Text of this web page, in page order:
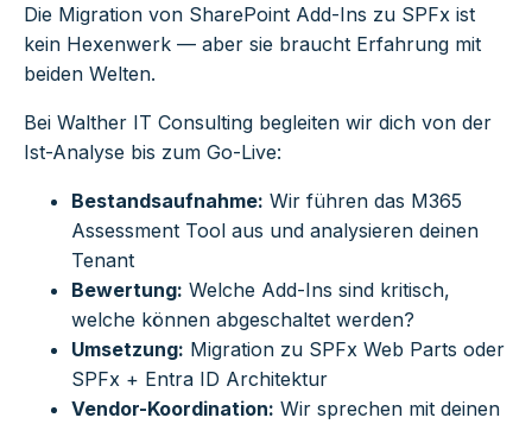
Die Migration von SharePoint Add-Ins zu SPFx ist
kein Hexenwerk — aber sie braucht Erfahrung mit
beiden Welten.
Bei Walther IT Consulting begleiten wir dich von der
Ist-Analyse bis zum Go-Live:
Bestandsaufnahme: Wir führen das M365
Assessment Tool aus und analysieren deinen
Tenant
Bewertung: Welche Add-Ins sind kritisch,
welche können abgeschaltet werden?
Umsetzung: Migration zu SPFx Web Parts oder
SPFx + Entra ID Architektur
Vendor-Koordination: Wir sprechen mit deinen